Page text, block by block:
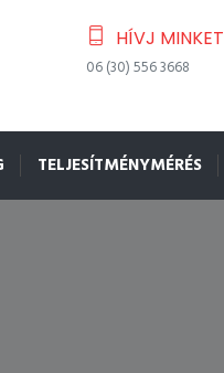
HÍVJ MINKET
06 (30) 556 3668
TELJESÍTMÉNYMÉRÉS